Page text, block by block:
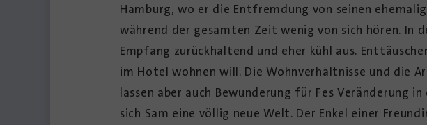
Hamburg, wo er die Entfremdung von seinen
während der gesamten Zeit wenig von sich hören. In
Empfang zurückhaltend und eher kühl aus.
im Hotel wohnen will. Die Wohnverhältnisse und die
lassen aber auch Bewunderung für Fes Veränderung
sich Sam eine völlig neue Welt. Der Enkel einer